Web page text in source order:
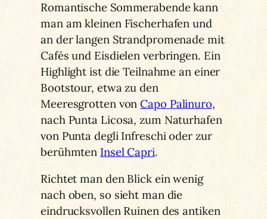
Romantische Sommerabende kann
man am kleinen Fischerhafen und
an der langen Strandpromenade mit
Cafés und Eisdielen verbringen. Ein
Highlight ist die Teilnahme an einer
Bootstour, etwa zu den
Meeresgrotten vonCapo Palinuro,
nach Punta Licosa, zum Naturhafen
von Punta degli Infreschi oder zur
berühmten Insel Capri.
Richtet man den Blick ein wenig
nach oben, so sieht man die
eindrucksvollen Ruinen des antiken